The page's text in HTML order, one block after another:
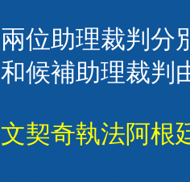
兩位助理裁判分
和候補助理裁判
文契奇執法阿根